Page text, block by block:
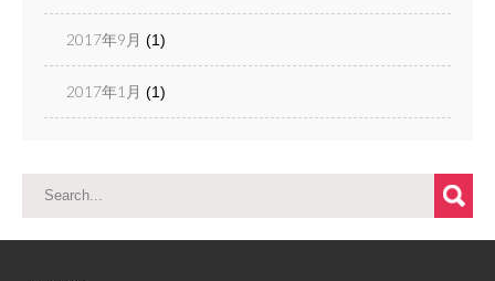
2017年9月 (1)
2017年1月 (1)